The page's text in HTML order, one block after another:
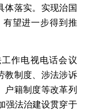
体落实。实现治国
有望进一步得到推
作电视电话会议
教制度、涉法涉诉
户籍制度等改革列
强法治建设贯穿于